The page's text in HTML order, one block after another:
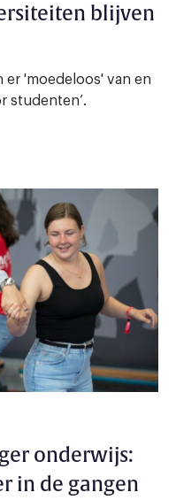
blijven
'moedeloos' van en
studenten’.
onderwijs:
in de gangen